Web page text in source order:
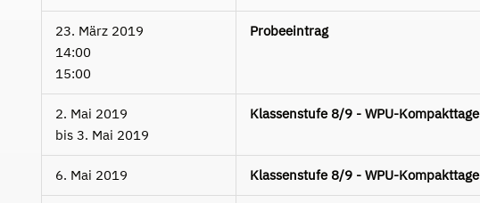
23. März 2019
14:00
15:00
Probeeintrag
2. Mai 2019
bis 3. Mai 2019
Klassenstufe 8/9 - WPU-Kompakttage
6. Mai 2019 Klassenstufe 8/9 - WPU-Kompakttage